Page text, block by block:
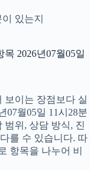
있는지
2026년07월05일
보이는 장점보다 실
07월05일 11시28분
위, 상담 방식, 진
를 수 있습니다. 따
항목을 나누어 비